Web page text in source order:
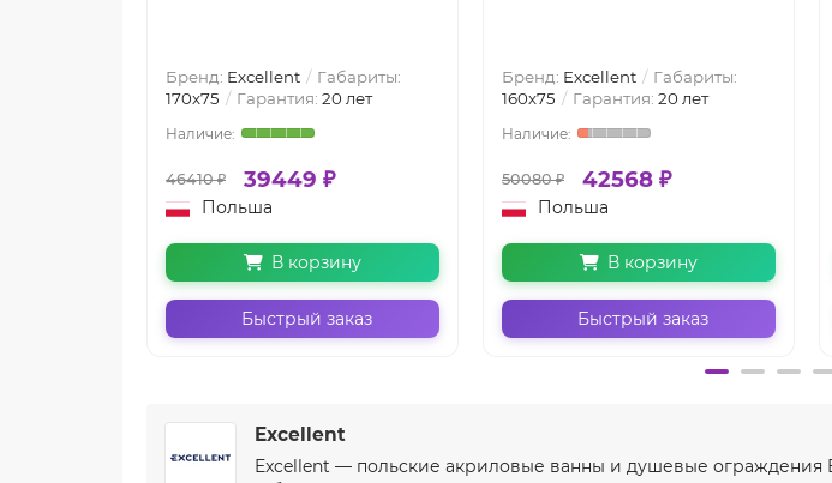
Бренд: Excellent
Габариты:
170х75
Гарантия: 20 лет
46410 ₽ 39449 ₽
Польша
В корзину
Быстрый заказ
Бренд: Excellent
Габариты:
160х75
Гарантия: 20 лет
50080 ₽ 42568 ₽
Польша
В корзину
Быстрый заказ
Excellent
Excellent — польские акриловые ванны и душевые ограждения